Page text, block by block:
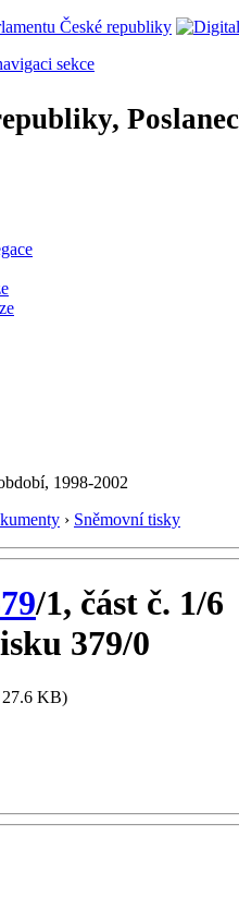
sekce
1998-2002
› Sněmovní tisky
/1, část č. 1/6
379/0
KB)